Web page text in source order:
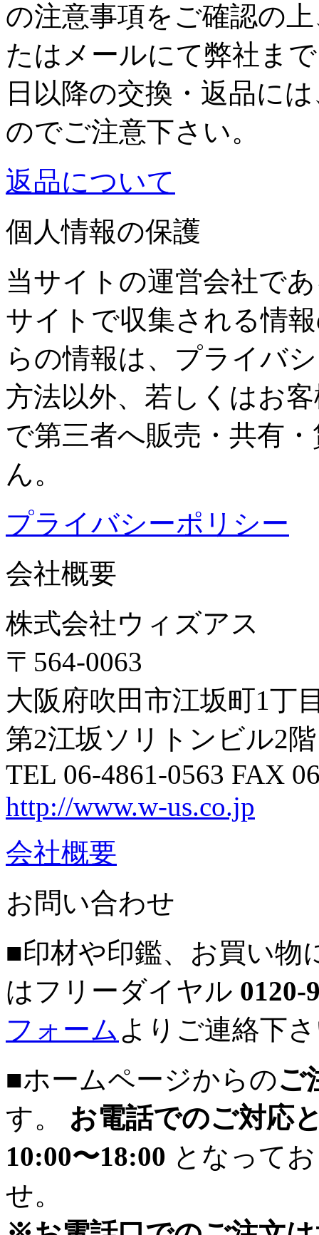
の注意事項をご確認の
たはメールにて弊社ま
日以降の交換・返品に
のでご注意下さい。
返品について
個人情報の保護
当サイトの運営会社で
サイトで収集される情
らの情報は、プライバ
方法以外、若しくはお
で第三者へ販売・共有
ん。
プライバシーポリシー
会社概要
株式会社ウィズアス
〒564-0063
大阪府吹田市江坂町1丁
第2江坂ソリトンビル2階
TEL 06-4861-0563 FAX
http://www.w-us.co.jp
会社概要
お問い合わせ
■印材や印鑑、お買い物
はフリーダイヤル 0120-
フォーム よりご連絡下
■ホームページからのご
す。 お電話でのご対応
10:00〜18:00 となって
せ。